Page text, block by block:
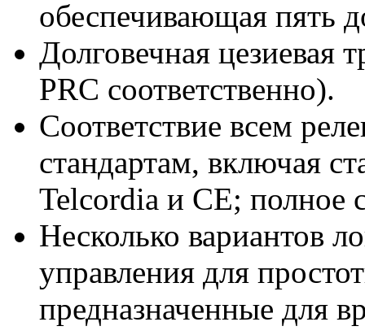
обеспечивающая пять
Долговечная цезиевая
PRC соответственно).
Соответствие всем
стандартам, включая
Telcordia и CE; полное
Несколько вариантов
управления для
предназначенные для